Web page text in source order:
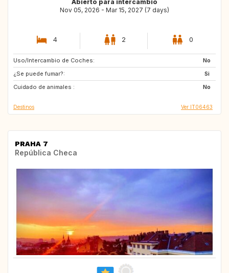
Abierto para intercambio
Nov 05, 2026 - Mar 15, 2027 (7 days)
4 2 0
Uso/Intercambio de Coches:
No
¿Se puede fumar?:
Si
Cuidado de animales :
No
FO
Destinos Ver IT06463
PRAHA 7
República Checa